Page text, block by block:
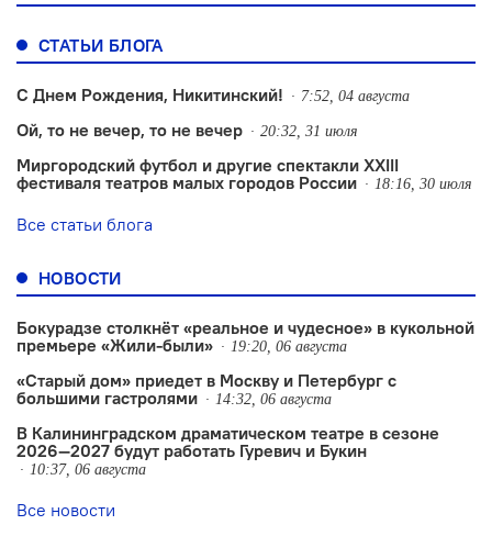
СТАТЬИ БЛОГА
С Днем Рождения, Никитинский! 7:52, 04 августа
Ой, то не вечер, то не вечер 20:32, 31 июля
Миргородский футбол и другие спектакли XXIII
фестиваля театров малых городов России
18:16, 30 июля
Все статьи блога
НОВОСТИ
Бокурадзе столкнëт «реальное и чудесное» в кукольной
премьере «Жили-были»
19:20, 06 августа
«Старый дом» приедет в Москву и Петербург с
большими гастролями
14:32, 06 августа
В Калининградском драматическом театре в сезоне
2026—2027 будут работать Гуревич и Букин
10:37, 06 августа
Все новости